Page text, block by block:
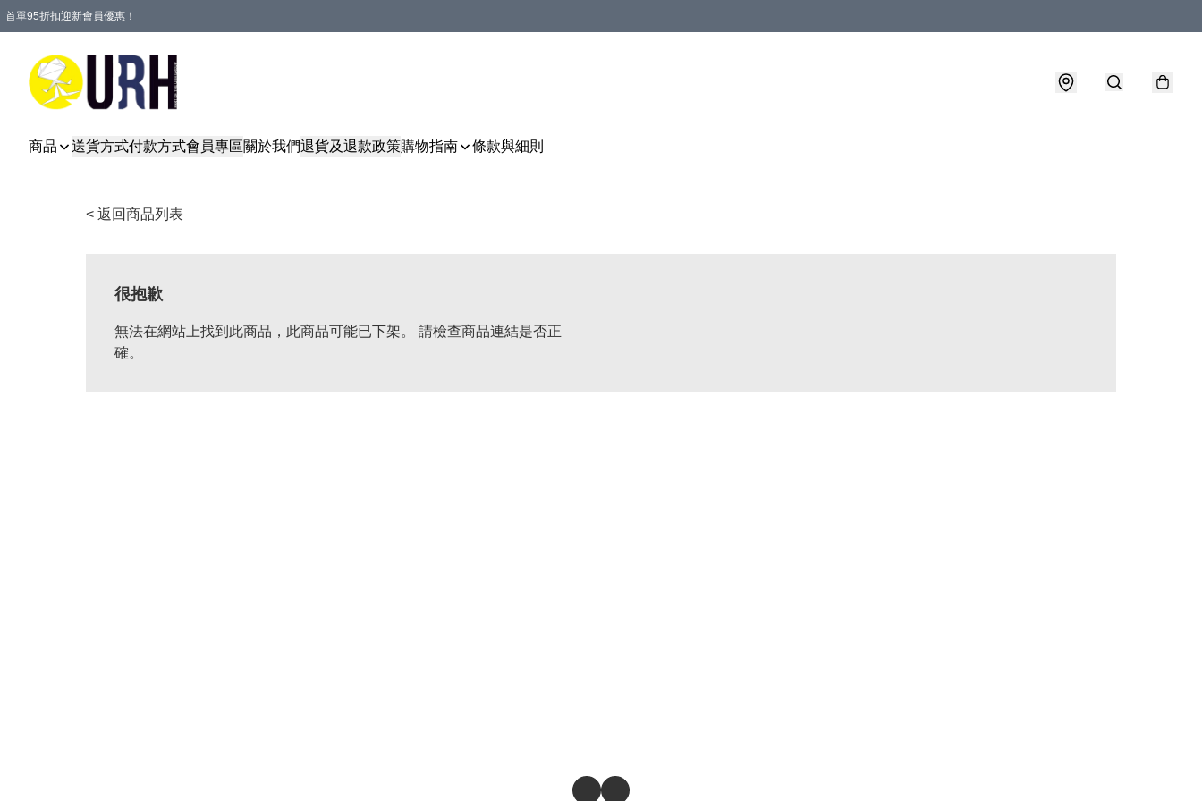
首單95折扣迎新會員優惠！
商品 送貨方式付款方式會員專區關於我們退貨及退款政策購物指南 條款與細則
< 返回商品列表
很抱歉
無法在網站上找到此商品，此商品可能已下架。 請檢查商品連結是否正
確。